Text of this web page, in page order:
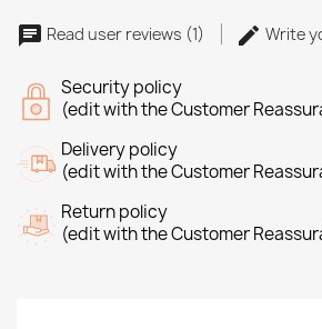
Read user reviews (1) Write
Security policy
(edit with the Customer
Delivery policy
(edit with the Customer
Return policy
(edit with the Customer